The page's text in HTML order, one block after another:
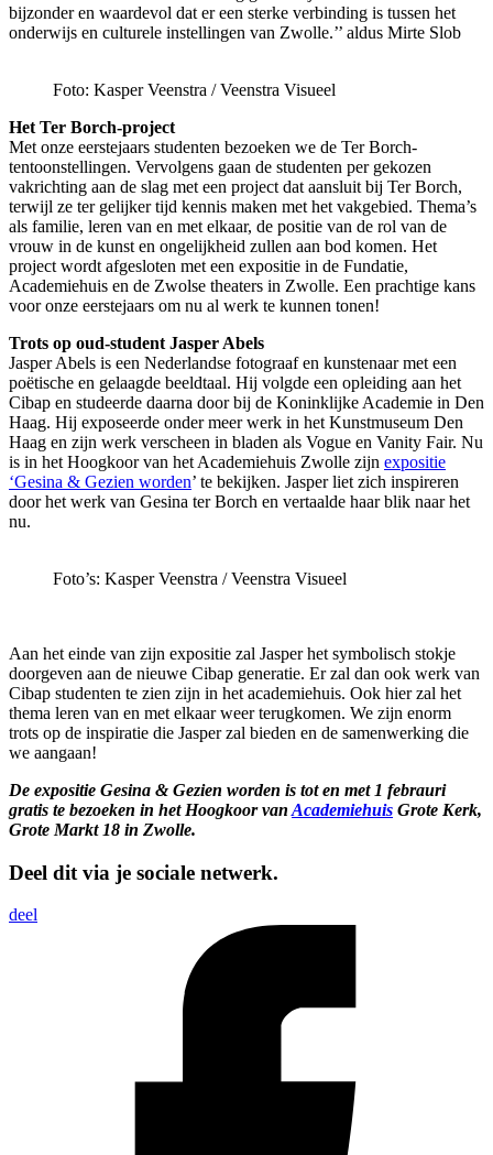
bijzonder en waardevol dat er een sterke verbinding is tussen het
onderwijs en culturele instellingen van Zwolle.’’ aldus Mirte Slob
Foto: Kasper Veenstra / Veenstra Visueel
Het Ter Borch-project
Met onze eerstejaars studenten bezoeken we de Ter Borch-
tentoonstellingen. Vervolgens gaan de studenten per gekozen
vakrichting aan de slag met een project dat aansluit bij Ter Borch,
terwijl ze ter gelijker tijd kennis maken met het vakgebied. Thema’s
als familie, leren van en met elkaar, de positie van de rol van de
vrouw in de kunst en ongelijkheid zullen aan bod komen. Het
project wordt afgesloten met een expositie in de Fundatie,
Academiehuis en de Zwolse theaters in Zwolle. Een prachtige kans
voor onze eerstejaars om nu al werk te kunnen tonen!
Trots op oud-student Jasper Abels
Jasper Abels is een Nederlandse fotograaf en kunstenaar met een
poëtische en gelaagde beeldtaal. Hij volgde een opleiding aan het
Cibap en studeerde daarna door bij de Koninklijke Academie in Den
Haag. Hij exposeerde onder meer werk in het Kunstmuseum Den
Haag en zijn werk verscheen in bladen als Vogue en Vanity Fair. Nu
is in het Hoogkoor van het Academiehuis Zwolle zijn expositie
‘Gesina & Gezien worden’ te bekijken. Jasper liet zich inspireren
door het werk van Gesina ter Borch en vertaalde haar blik naar het
nu.
Foto’s: Kasper Veenstra / Veenstra Visueel
Aan het einde van zijn expositie zal Jasper het symbolisch stokje
doorgeven aan de nieuwe Cibap generatie. Er zal dan ook werk van
Cibap studenten te zien zijn in het academiehuis. Ook hier zal het
thema leren van en met elkaar weer terugkomen. We zijn enorm
trots op de inspiratie die Jasper zal bieden en de samenwerking die
we aangaan!
De expositie Gesina & Gezien worden is tot en met 1 febrauri
gratis te bezoeken in het Hoogkoor van Academiehuis Grote Kerk,
Grote Markt 18 in Zwolle.
Deel dit via je sociale netwerk.
deel